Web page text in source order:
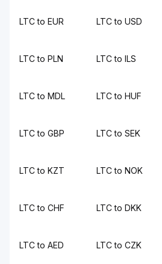
LTC to EUR LTC to USD
LTC to PLN LTC to ILS
LTC to MDL LTC to HUF
LTC to GBP LTC to SEK
LTC to KZT LTC to NOK
LTC to CHF LTC to DKK
LTC to AED LTC to CZK